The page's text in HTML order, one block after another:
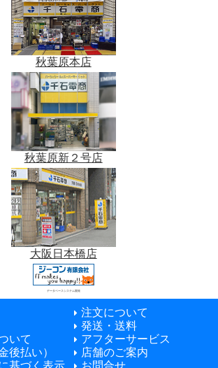
秋葉原本店
秋葉原新２号店
大阪日本橋店
データベースシステム開発
注文について
発送・送料
いて
アフターサービス
後払い）
店舗のご案内
基づく表示
お問合せ